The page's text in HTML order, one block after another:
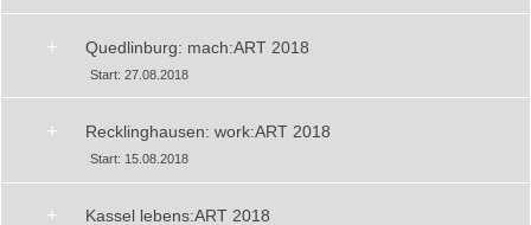
+ Quedlinburg: mach:ART 2018
Start: 27.08.2018
+ Recklinghausen: work:ART 2018
Start: 15.08.2018
+ Kassel lebens:ART 2018